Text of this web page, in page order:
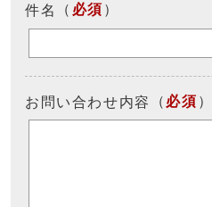
件名 （ 必須 ）
お問い合わせ内容 （ 必須 ）